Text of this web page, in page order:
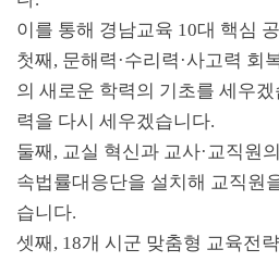
이를 통해 경남교육 10대 핵심
첫째 , 문해력 ·수리력 ·사고력 회
의 새로운 학력의 기초를 세우
력을 다시 세우겠습니다.
둘째 , 교실 혁신과 교사·교직원
속법률대응단을 설치해 교직원
습니다.
셋째 , 18개 시군 맞춤형 교육전